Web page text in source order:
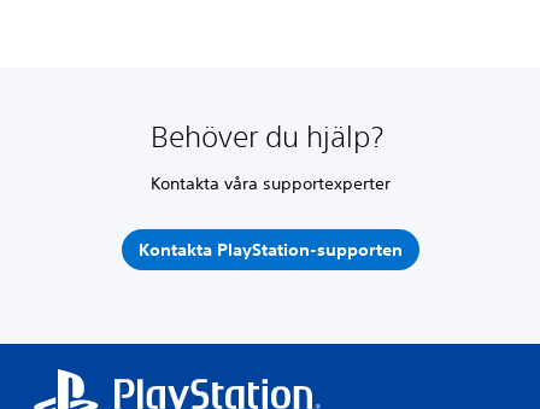
Behöver du hjälp?
Kontakta våra supportexperter
Kontakta PlayStation-supporten